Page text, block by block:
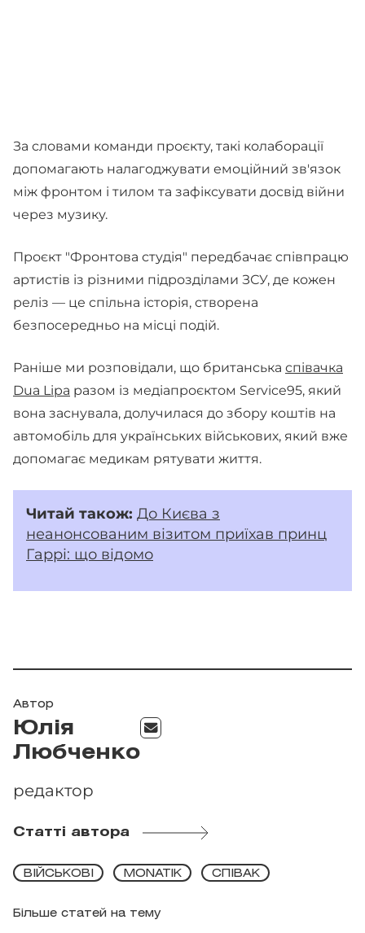
За словами команди проєкту, такі колаборації
допомагають налагоджувати емоційний зв'язок
між фронтом і тилом та зафіксувати досвід війни
через музику.
Проєкт "Фронтова студія" передбачає співпрацю
артистів із різними підрозділами ЗСУ, де кожен
реліз — це спільна історія, створена
безпосередньо на місці подій.
Раніше ми розповідали, що британська співачка
Dua Lipa разом із медіапроєктом Service95, який
вона заснувала, долучилася до збору коштів на
автомобіль для українських військових, який вже
допомагає медикам рятувати життя.
Читай також: До Києва з
неанонсованим візитом приїхав принц
Гаррі: що відомо
Автор
Юлія
Любченко
редактор
Статті автора
Більше статей на тему
ВІЙСЬКОВІ MONATIK СПІВАК